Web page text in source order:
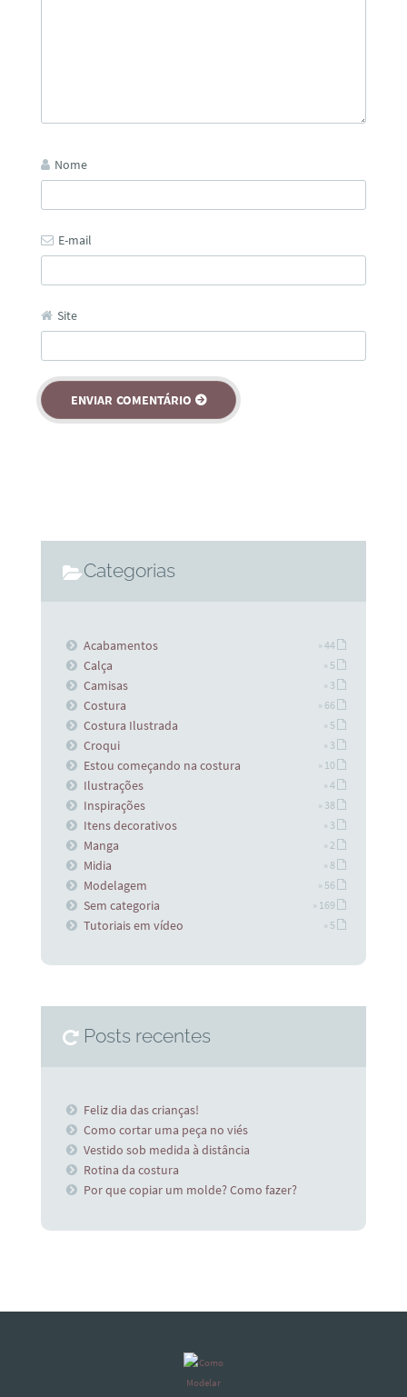
Nome
E-mail
Site
Categorias
Acabamentos » 44
Calça » 5
Camisas » 3
Costura » 66
Costura Ilustrada » 5
Croqui » 3
Estou começando na costura » 10
Ilustrações » 4
Inspirações » 38
Itens decorativos » 3
Manga » 2
Midia » 8
Modelagem » 56
Sem categoria » 169
Tutoriais em vídeo » 5
Posts recentes
Feliz dia das crianças!
Como cortar uma peça no viés
Vestido sob medida à distância
Rotina da costura
Por que copiar um molde? Como fazer?